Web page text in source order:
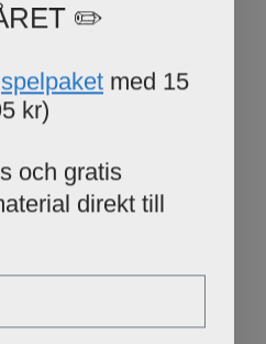
spelpaket med 15
kr)
och gratis
direkt till